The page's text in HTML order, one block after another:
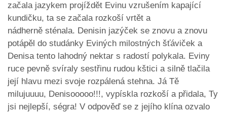
začala jazykem projíždět Evinu vzrušením kapající
kundičku, ta se začala rozkoší vrtět a
nádherně sténala. Denisin jazýček se znovu a znovu
potápěl do studánky Eviných milostných šťáviček a
Denisa tento lahodný nektar s radostí polykala. Eviny
ruce pevně svíraly sestřinu rudou kštici a silně tlačila
její hlavu mezi svoje rozpálená stehna. Já Tě
milujuuuu, Denisooooo!!!, vypískla rozkoší a přidala, Ty
jsi nejlepší, ségra! V odpověď se z jejího klína ozvalo